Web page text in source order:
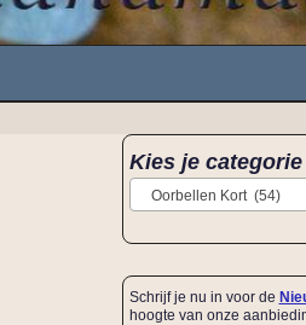
Kies je categorie
Oorbellen Kort (54)
Schrijf je nu in voor de
hoogte van onze